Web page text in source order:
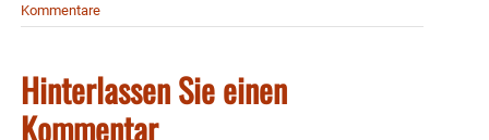
Kommentare
Hinterlassen Sie einen
Kommentar